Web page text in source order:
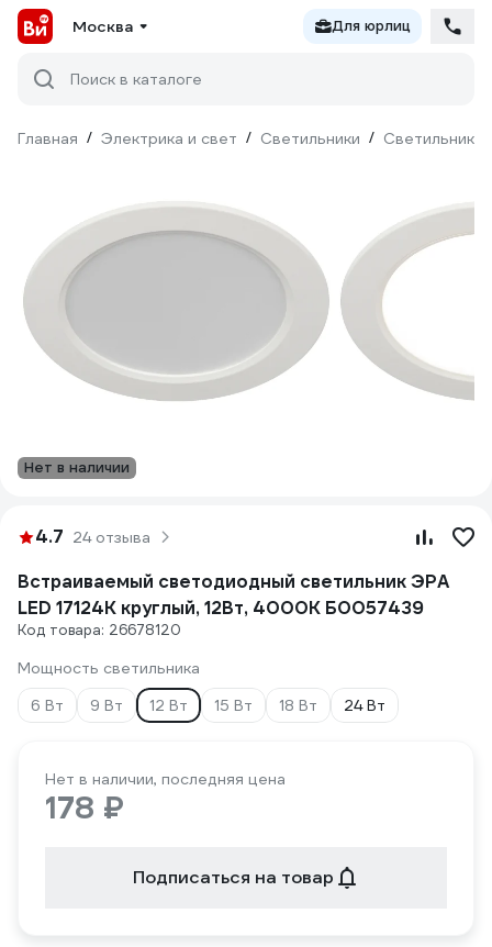
Москва Для юрлиц
Поиск в каталоге
Главная / Электрика и свет / Светильники / Светильники
Нет в наличии
4.7 24 отзыва
Встраиваемый светодиодный светильник ЭРА
LED 17124K круглый, 12Вт, 4000К Б0057439
Код товара: 26678120
Мощность светильника
6 Вт
9 Вт 12 Вт 15 Вт 18 Вт 24 Вт
Нет в наличии, последняя цена
178 ₽
Подписаться на товар